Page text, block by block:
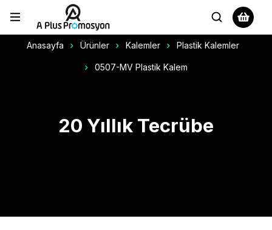
Anasayfa Ürünler Kalemler Plastik Kalemler
0507-MV Plastik Kalem
20 Yıllık Tecrübe